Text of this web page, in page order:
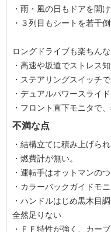
・雨・風の日もドアを開
・３列目もシートを若干
ロングドライブも楽ちんな
・高速や坂道でストレス
・ステアリングスイッチ
・デュアルパワースライ
・フロント直下モニタで
不満な点
・結構立てに積み上げら
・燃費計が無い。
・運転手はオットマンの
・カラーバックガイドモ
・ハンドルはじめ黒木目
全然足りない
・ＦＦ特性が強く、カー